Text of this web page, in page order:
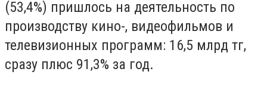
(53,4%) пришлось на деятельность по
производству кино-, видеофильмов и
телевизионных программ: 16,5 млрд тг,
сразу плюс 91,3% за год.